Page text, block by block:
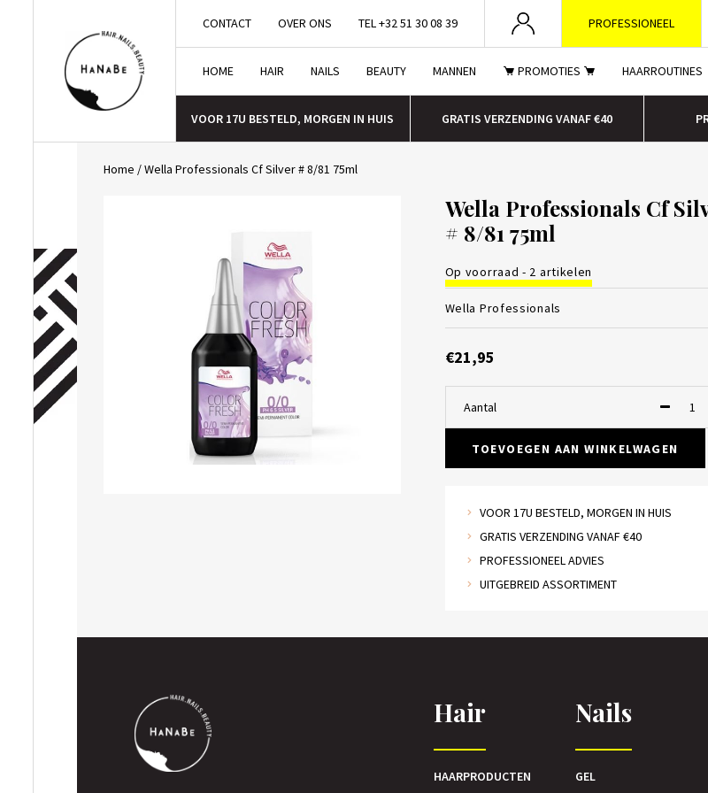
CONTACT OVER ONS TEL +32 51 30 08 39 PROFESSIONEEL
HOME HAIR NAILS BEAUTY MANNEN PROMOTIES HAARROUTINES
VOOR 17U BESTELD, MORGEN IN HUIS GRATIS VERZENDING VANAF €40
Home /Wella Professionals Cf Silver # 8/81 75ml
Wella Professionals Cf
# 8/81 75ml
Op voorraad - 2 artikelen
Wella Professionals
€21,95
Aantal
TOEVOEGEN AAN WINKELWAGEN
VOOR 17U BESTELD, MORGEN IN HUIS
GRATIS VERZENDING VANAF €40
PROFESSIONEEL ADVIES
UITGEBREID ASSORTIMENT
Hair
HAARPRODUCTEN
Nails
GEL